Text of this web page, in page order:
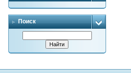
Поиск